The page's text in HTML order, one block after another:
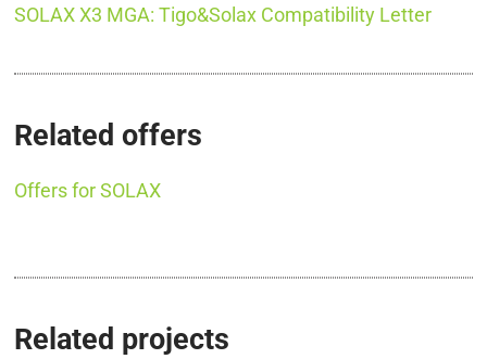
SOLAX X3 MGA: Tigo&Solax Compatibility Letter
Related offers
Offers for SOLAX
Related projects